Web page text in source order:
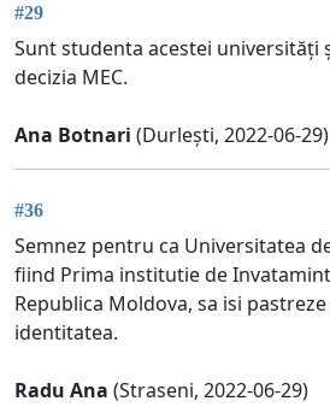
#29
Sunt studenta acestei universități
decizia MEC.
Ana Botnari (Durlești, 2022-06-29)
#36
Semnez pentru ca Universitatea
fiind Prima institutie de
Republica Moldova, sa isi
identitatea.
Radu Ana (Straseni, 2022-06-29)